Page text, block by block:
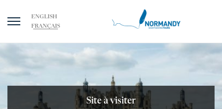
ENGLISH
FRANÇAIS
Site à visiter